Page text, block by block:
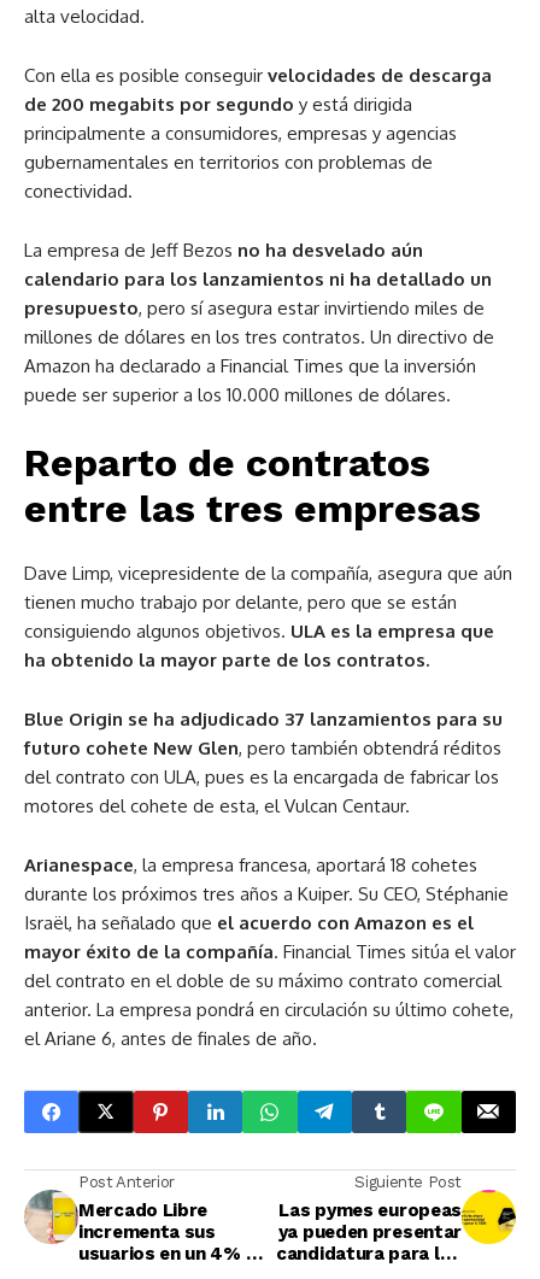
alta velocidad.
Con ella es posible conseguir velocidades de descarga
de 200 megabits por segundo y está dirigida
principalmente a consumidores, empresas y agencias
gubernamentales en territorios con problemas de
conectividad.
La empresa de Jeff Bezos no ha desvelado aún
calendario para los lanzamientos ni ha detallado un
presupuesto, pero sí asegura estar invirtiendo miles de
millones de dólares en los tres contratos. Un directivo de
Amazon ha declarado a Financial Times que la inversión
puede ser superior a los 10.000 millones de dólares.
Reparto de contratos
entre las tres empresas
Dave Limp, vicepresidente de la compañía, asegura que aún
tienen mucho trabajo por delante, pero que se están
consiguiendo algunos objetivos. ULA es la empresa que
ha obtenido la mayor parte de los contratos.
Blue Origin se ha adjudicado 37 lanzamientos para su
futuro cohete New Glen, pero también obtendrá réditos
del contrato con ULA, pues es la encargada de fabricar los
motores del cohete de esta, el Vulcan Centaur.
Arianespace, la empresa francesa, aportará 18 cohetes
durante los próximos tres años a Kuiper. Su CEO, Stéphanie
Israël, ha señalado que el acuerdo con Amazon es el
mayor éxito de la compañía. Financial Times sitúa el valor
del contrato en el doble de su máximo contrato comercial
anterior. La empresa pondrá en circulación su último cohete,
el Ariane 6, antes de finales de año.
Post Anterior
Mercado Libre
incrementa sus
usuarios en un 4% y
Siguiente Post
Las pymes europeas
ya pueden presentar
candidatura para los